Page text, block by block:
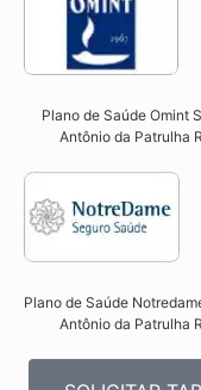
Plano de Saúde Omint
Antônio da Patrulha
Plano de Saúde
Antônio da Patrulha